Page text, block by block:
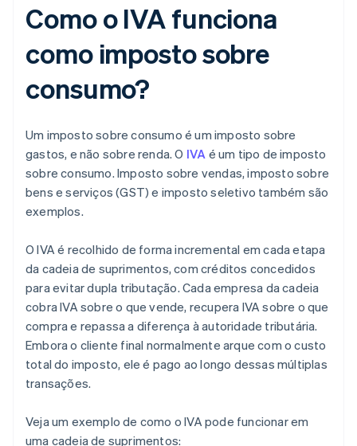
Como o IVA funciona
como imposto sobre
consumo?
Um imposto sobre consumo é um imposto sobre
gastos, e não sobre renda. O IVA é um tipo de imposto
sobre consumo. Imposto sobre vendas, imposto sobre
bens e serviços (GST) e imposto seletivo também são
exemplos.
O IVA é recolhido de forma incremental em cada etapa
da cadeia de suprimentos, com créditos concedidos
para evitar dupla tributação. Cada empresa da cadeia
cobra IVA sobre o que vende, recupera IVA sobre o que
compra e repassa a diferença à autoridade tributária.
Embora o cliente final normalmente arque com o custo
total do imposto, ele é pago ao longo dessas múltiplas
transações.
Veja um exemplo de como o IVA pode funcionar em
uma cadeia de suprimentos: